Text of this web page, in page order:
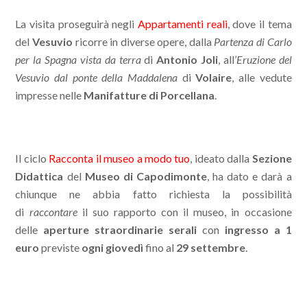
La visita proseguirà negli Appartamenti reali, dove il tema
del Vesuvio ricorre in diverse opere, dalla Partenza di Carlo
per la Spagna vista da terradi Antonio Joli , all’Eruzione del
Vesuvio dal ponte della Maddalena diVolaire , alle vedute
impresse nelle Manifatture di Porcellana
Il ciclo Racconta il museo a modo tuo , ideato dalla Sezione
Didattica del Museo di Capodimonte, ha dato e darà a
chiunque ne abbia fatto richiesta la possibilità
di raccontareil suo rapporto con il museo, in occasione
delle aperture straordinarie serali con ingresso a 1
euro previste ogni giovedì fino al 29 settembre